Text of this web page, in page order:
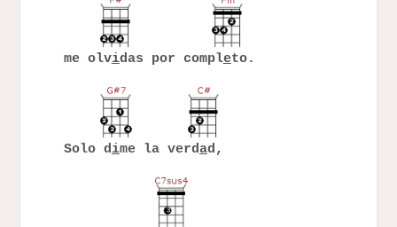
me olvidas por completo.
Solo dime la verdad,